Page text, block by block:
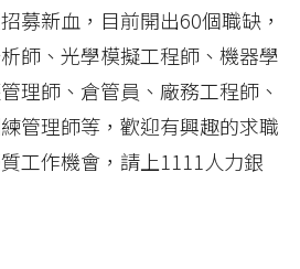
募新血，目前開出60個職缺，
師、光學模擬工程師、機器學
理師、倉管員、廠務工程師、
管理師等，歡迎有興趣的求職
工作機會，請上1111人力銀